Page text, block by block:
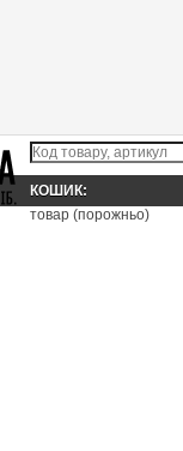
КОШИК:
товар (порожньо)